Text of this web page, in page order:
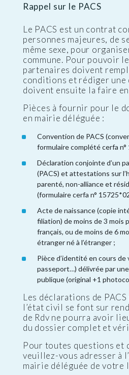
Rappel sur le PACS
Le PACS est un contrat
personnes majeures, de
même sexe, pour
commune. Pour pouvoir
partenaires doivent
conditions et rédiger une
doivent ensuite la faire
Pièces à fournir pour le
en mairie déléguée :
Convention de PACS
formulaire complété cerfa n°
Déclaration conjointe d’un
(PACS) et attestations sur
parenté, non-alliance et
(formulaire cerfa n°
Acte de naissance (copie
filiation) de moins de 3 mois
français, ou de moins de 6
étranger né à l’étranger ;
Pièce d’identité en cours
passeport…) délivrée par
publique (original +1
Les déclarations de
l’état civil se font sur
de Rdv ne pourra avoir
du dossier complet et
Pour toutes questions et
veuillez-vous adresser à
mairie déléguée de votre